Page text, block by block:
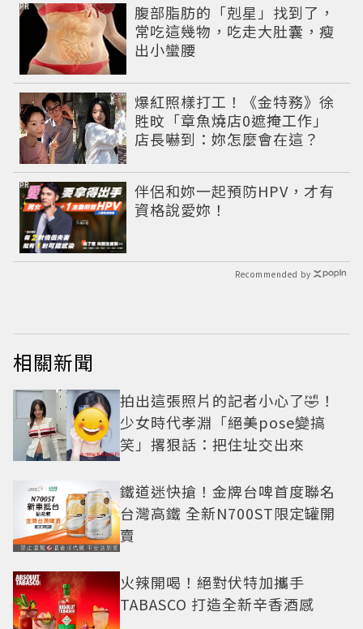
腹部脂肪的「剋星」找到了，
常吃這幾物，吃走大肚囊，瘦
出小蠻腰
PR
爆紅照樣打工！《金特務》徐
貹旼「章魚燒店0遮掩工作」
店長嚇到：妳怎麼會在這？
伴侶和妳一起預防HPV，才有
資格說愛妳！
PR
Recommended by
相關新聞
拍出這張照片的記者小心了🤣！
少女時代孝淵「絕美pose變搞
笑」撂狠話：把住址交出來
鐵道迷快搶！金牌台啤首度聯名
台灣高鐵 全新N700ST限定罐開
賣
火辣開喝！絕對伏特加攜手
TABASCO 打造全新辛香酒感